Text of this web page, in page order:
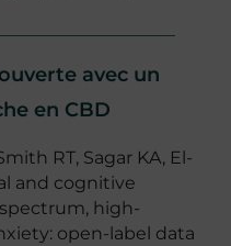
avec un
en CBD
RT, Sagar KA, El-
and cognitive
high-
open-label data